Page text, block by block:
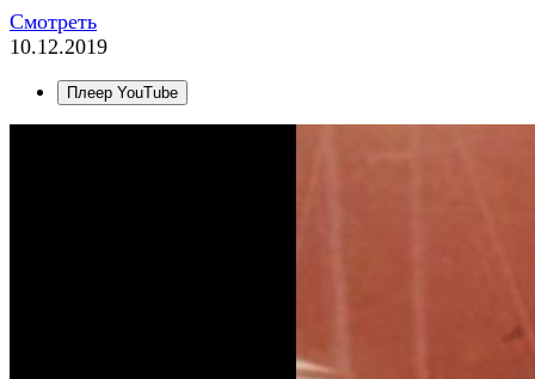
Смотреть
10.12.2019
Плеер YouTube